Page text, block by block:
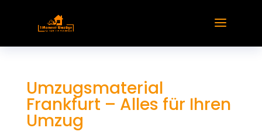
Umzugsmaterial
Frankfurt – Alles für Ihren
Umzug